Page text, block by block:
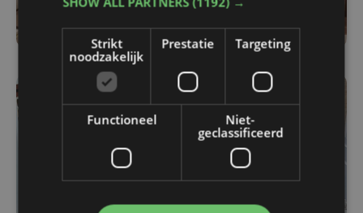
Strikt
noodzakelijk
Prestatie Targeting
Functioneel
Niet-
geclassificeerd